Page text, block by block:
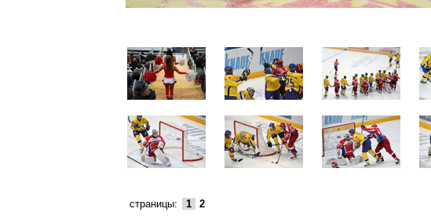
страницы: 1 2